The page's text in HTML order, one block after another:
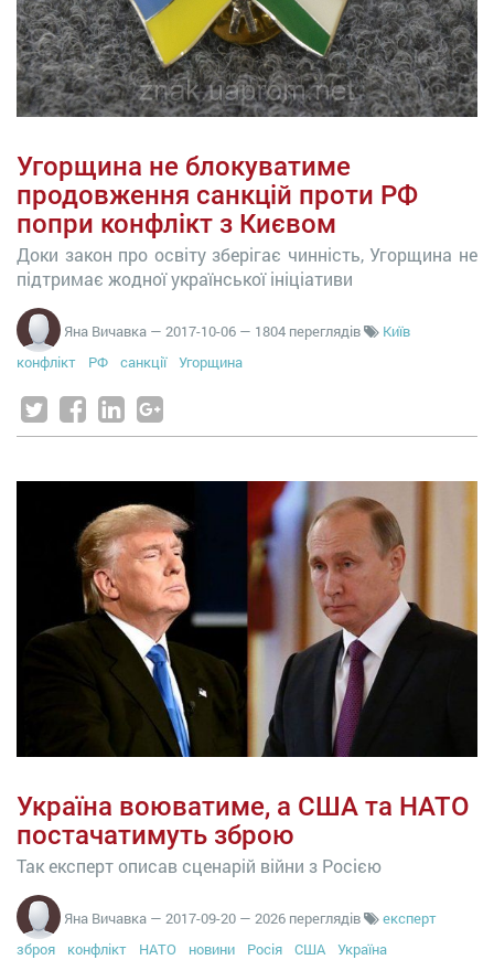
Угорщина не блокуватиме
продовження санкцій проти РФ
попри конфлікт з Києвом
Доки закон про освіту зберігає чинність, Угорщина не
підтримає жодної української ініціативи
Яна Вичавка — 2017-10-06 — 1804 переглядів
Київ
конфлікт
РФ санкції Угорщина
Україна воюватиме, а США та НАТО
постачатимуть зброю
Так експерт описав сценарій війни з Росією
Яна Вичавка — 2017-09-20 — 2026 переглядів
експерт
зброя
конфлікт НАТО новини Росія США Україна